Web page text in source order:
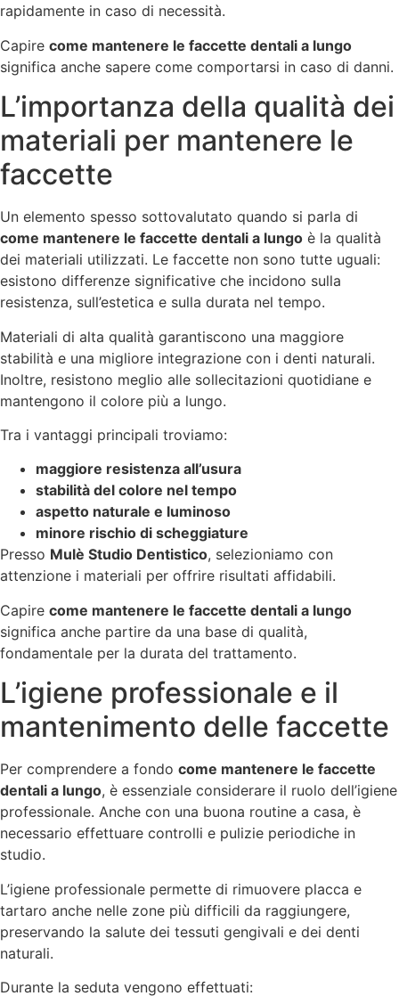
rapidamente in caso di necessità.
Capire come mantenere le faccette dentali a lungo
significa anche sapere come comportarsi in caso di danni.
L’importanza della qualità dei
materiali per mantenere le
faccette
Un elemento spesso sottovalutato quando si parla di
come mantenere le faccette dentali a lungo è la qualità
dei materiali utilizzati. Le faccette non sono tutte uguali:
esistono differenze significative che incidono sulla
resistenza, sull’estetica e sulla durata nel tempo.
Materiali di alta qualità garantiscono una maggiore
stabilità e una migliore integrazione con i denti naturali.
Inoltre, resistono meglio alle sollecitazioni quotidiane e
mantengono il colore più a lungo.
Tra i vantaggi principali troviamo:
maggiore resistenza all’usura
stabilità del colore nel tempo
aspetto naturale e luminoso
minore rischio di scheggiature
Presso Mulè Studio Dentistico, selezioniamo con
attenzione i materiali per offrire risultati affidabili.
Capire come mantenere le faccette dentali a lungo
significa anche partire da una base di qualità,
fondamentale per la durata del trattamento.
L’igiene professionale e il
mantenimento delle faccette
Per comprendere a fondo come mantenere le faccette
dentali a lungo, è essenziale considerare il ruolo dell’igiene
professionale. Anche con una buona routine a casa, è
necessario effettuare controlli e pulizie periodiche in
studio.
L’igiene professionale permette di rimuovere placca e
tartaro anche nelle zone più difficili da raggiungere,
preservando la salute dei tessuti gengivali e dei denti
naturali.
Durante la seduta vengono effettuati: